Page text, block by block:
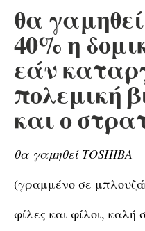
θα
40% η
εάν
πολεμική
και ο
θα γαμηθεί TOSHIBA
(γραμμένο σε
φίλες και φίλοι, καλή